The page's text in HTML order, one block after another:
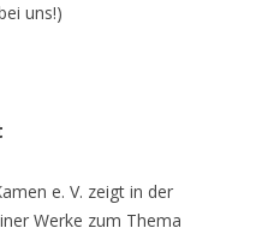
uns!)
e. V. zeigt in der
Werke zum Thema